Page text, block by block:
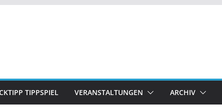
TIPPSPIEL VERANSTALTUNGEN ARCHIV